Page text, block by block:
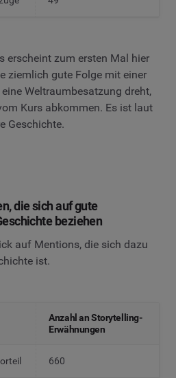
erscheint zum ersten Mal hier
ziemlich gute Folge mit einer
Weltraumbesatzung dreht,
Kurs abkommen. Es ist laut
Geschichte.
die sich auf gute
beziehen
auf Mentions, die sich dazu
ist.
Anzahl an Storytelling-
Erwähnungen
660